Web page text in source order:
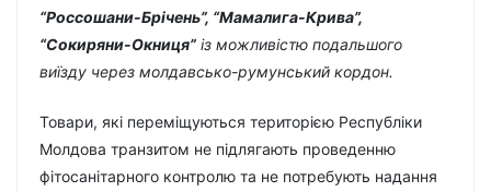
“Россошани-Брічень”, “Мамалига-Крива”,
“Сокиряни-Окниця” із можливістю подальшого
виїзду через молдавсько-румунський кордон.
Товари, які переміщуються територією Республіки
Молдова транзитом не підлягають проведенню
фітосанітарного контролю та не потребують надання